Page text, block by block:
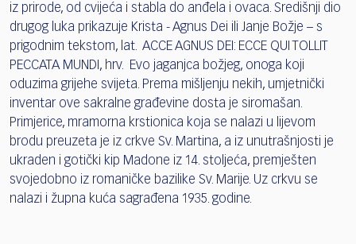
iz prirode, od cvijeća i stabla do anđela i ovaca. Središnji dio
drugog luka prikazuje Krista - Agnus Dei ili Janje Božje – s
prigodnim tekstom, lat. ACCE AGNUS DEI: ECCE QUI TOLLIT
PECCATA MUNDI, hrv. Evo jaganjca božjeg, onoga koji
oduzima grijehe svijeta. Prema mišljenju nekih, umjetnički
inventar ove sakralne građevine dosta je siromašan.
Primjerice, mramorna krstionica koja se nalazi u lijevom
brodu preuzeta je iz crkve Sv. Martina, a iz unutrašnjosti je
ukraden i gotički kip Madone iz 14. stoljeća, premješten
svojedobno iz romaničke bazilike Sv. Marije. Uz crkvu se
nalazi i župna kuća sagrađena 1935. godine.